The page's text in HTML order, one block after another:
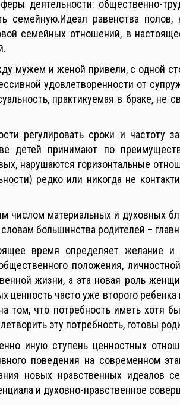
деятельности: общественно-
семейную.Идеал равенства полов,
семейных отношений, в
мужем и женой привели, с одной
удовлетворенности от
практикуемая в браке, не
регулировать сроки и частоту
детей принимают по
нарушаются горизонтальные
редко или никогда не
числом материальных и духовных
большинства родителей –
время определяет
положения,
жизни, а эта новая роль
ценность часто уже второго
том, что потребность иметь хотя
эту потребность, готовы
иную ступень ценностных
поведения на современном
новых нравственных идеалов
и духовно-нравственное